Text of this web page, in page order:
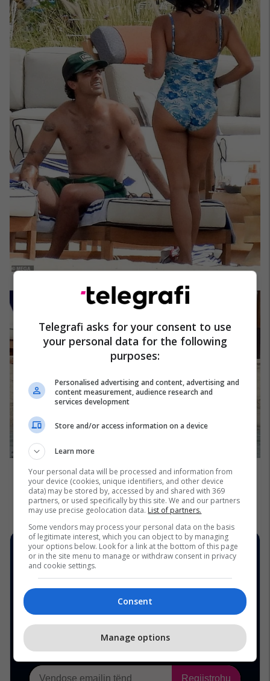
Telegrafi asks for your consent to use
your personal data for the following
purposes:
Personalised advertising and content, advertising and
content measurement, audience research and
services development
Store and/or access information on a device
Learn more
Your personal data will be processed and information from
your device (cookies, unique identifiers, and other device
data) may be stored by, accessed by and shared with 369
partners, or used specifically by this site. We and our partners
may use precise geolocation data. List of partners.
Some vendors may process your personal data on the basis
of legitimate interest, which you can object to by managing
your options below. Look for a link at the bottom of this page
or in the site menu to manage or withdraw consent in privacy
and cookie settings.
Consent
Manage options